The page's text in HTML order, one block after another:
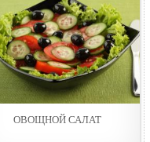
ОВОЩНОЙ САЛАТ